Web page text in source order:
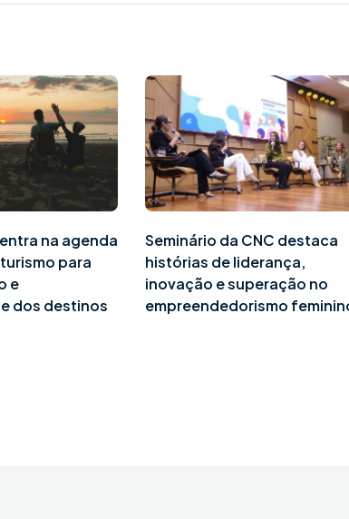
na agenda
para
e
dos destinos
Seminário da CNC destaca
histórias de liderança,
inovação e superação no
empreendedorismo